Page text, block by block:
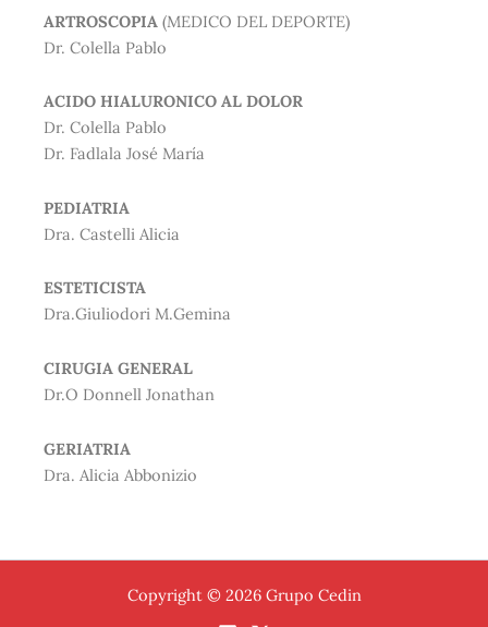
ARTROSCOPIA (MEDICO DEL DEPORTE)
Dr. Colella Pablo
ACIDO HIALURONICO AL DOLOR
Dr. Colella Pablo
Dr. Fadlala José María
PEDIATRIA
Dra. Castelli Alicia
ESTETICISTA
Dra.Giuliodori M.Gemina
CIRUGIA GENERAL
Dr.O Donnell Jonathan
GERIATRIA
Dra. Alicia Abbonizio
Copyright © 2026 Grupo Cedin